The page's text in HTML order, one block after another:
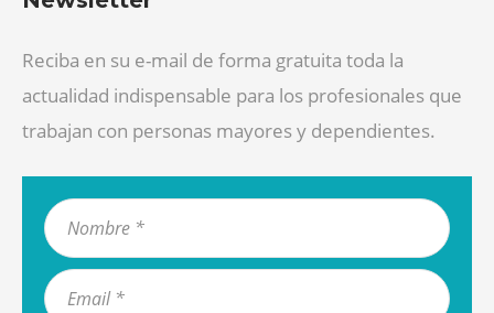
Reciba en su e-mail de forma gratuita toda la
actualidad indispensable para los profesionales que
trabajan con personas mayores y dependientes.